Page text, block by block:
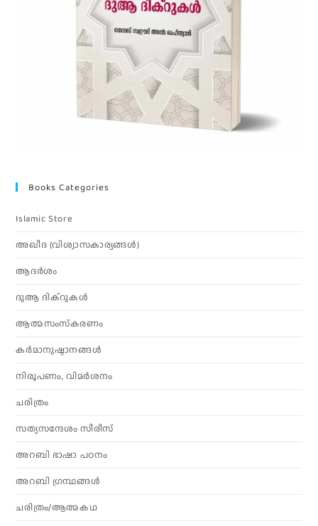
Books Categories
Islamic Store
അഖീദ (വിശ്വാസകാര്യങ്ങള്‍)
ആദര്‍ശം
ദുആ ദിക്റുകൾ
ആത്മസംസ്‌കരണം
കര്‍മാനുഷ്ഠാനങ്ങള്‍
നിരൂപണം, വിമര്‍ശനം
ചരിത്രം
സത്യസന്ദേശം സീരീസ്
അറബി ഭാഷാ പഠനം
അറബി ഗ്രന്ഥങ്ങൾ
ചരിത്രം/ആത്മകഥ